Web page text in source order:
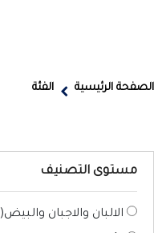
الصفحة الرئيسية الفئة
مستوى التصنيف
الالبان والاجبان والبيض(